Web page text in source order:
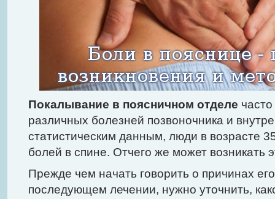
Покалывание в поясничном отделе
различных болезней позвоночника и
статистическим данным, люди в возрасте
болей в спине. Отчего же может возникать
Прежде чем начать говорить о причинах
последующем лечении, нужно уточнить,